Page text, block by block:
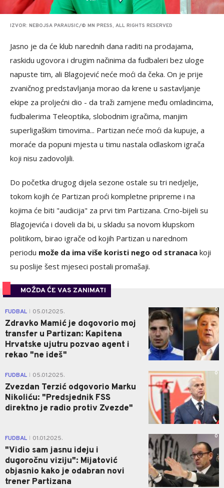
IZVOR: NEBOJSA PARAUSIC/© MN PRESS, ALL RIGHTS RESERVED
Jasno je da će klub narednih dana raditi na prodajama,
raskidu ugovora i drugim načinima da fudbaleri bez uloge
napuste tim, ali Blagojević neće moći da čeka. On je prije
zvaničnog predstavljanja morao da krene u sastavljanje
ekipe za proljećni dio - da traži zamjene među omladincima,
fudbalerima Teleoptika, slobodnim igračima, manjim
superligaškim timovima... Partizan neće moći da kupuje, a
moraće da popuni mjesta u timu nastala odlaskom igrača
koji nisu zadovoljili.
Do početka drugog dijela sezone ostale su tri nedjelje,
tokom kojih će Partizan proći kompletne pripreme i na
kojima će biti "audicija" za prvi tim Partizana. Crno-bijeli su
Blagojevića i doveli da bi, u skladu sa novom klupskom
politikom, birao igrače od kojih Partizan u narednom
periodu može da ima više koristi nego od stranaca koji
su poslije šest mjeseci postali promašaji.
MOŽDA ĆE VAS ZANIMATI
FUDBAL 05.01.2025.
Zdravko Mamić je dogovorio moj
transfer u Partizan: Kapitena
Hrvatske ujutru pozvao agent i
rekao "ne ideš"
0
FUDBAL 05.01.2025.
Zvezdan Terzić odgovorio Marku
Nikoliću: "Predsjednik FSS
direktno je radio protiv Zvezde"
0
FUDBAL 01.01.2025.
"Vidio sam jasnu ideju i
dugoročnu viziju": Mijatović
objasnio kako je odabran novi
trener Partizana
0